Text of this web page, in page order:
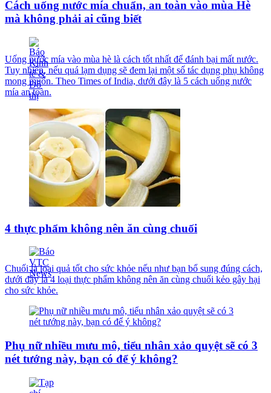
Cách uống nước mía chuẩn, an toàn vào mùa Hè
mà không phải ai cũng biết
Uống nước mía vào mùa hè là cách tốt nhất để đánh bại mất nước.
Tuy nhiên, nếu quá lạm dụng sẽ đem lại một số tác dụng phụ không
mong muốn. Theo Times of India, dưới đây là 5 cách uống nước
mía an toàn.
4 thực phẩm không nên ăn cùng chuối
Chuối là loại quả tốt cho sức khỏe nếu như bạn bổ sung đúng cách,
dưới đây là 4 loại thực phẩm không nên ăn cùng chuối kẻo gây hại
cho sức khỏe.
Phụ nữ nhiều mưu mô, tiểu nhân xảo quyệt sẽ có 3
nét tướng này, bạn có để ý không?